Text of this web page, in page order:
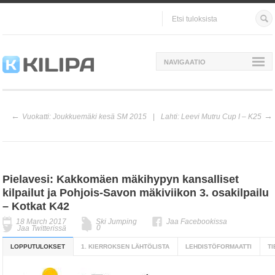
NAVIGAATIO
Vuokatti: Joukkuemäki kesä SM 2015 Lahti: Leevi Mutru Cup I – K25
Pielavesi: Kakkomäen mäkihypyn kansalliset
kilpailut ja Pohjois-Savon mäkiviikon 3. osakilpailu
– Kotkat K42
18 March 2017 Ski Jumping Jaa Facebookissa
Jaa Twitterissä 0
LOPPUTULOKSET 1. KIERROKSEN LÄHTÖLISTA LEHDISTÖFORMAATTI